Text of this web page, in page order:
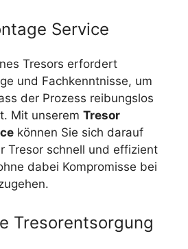
Service
Tresors erfordert
und Fachkenntnisse, um
der Prozess reibungslos
Mit unserem Tresor
können Sie sich darauf
Tresor schnell und effizient
dabei Kompromisse bei
Tresorentsorgung